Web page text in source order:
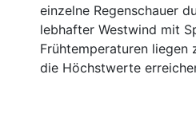
einzelne Regenschauer
lebhafter Westwind mit
Frühtemperaturen liegen
die Höchstwerte